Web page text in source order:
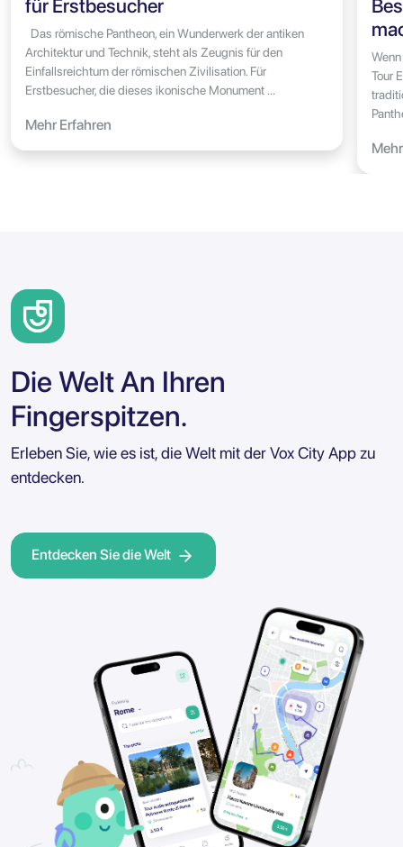
für Erstbesucher
Das römische Pantheon, ein Wunderwerk der antiken
Architektur und Technik, steht als Zeugnis für den
Einfallsreichtum der römischen Zivilisation. Für
Erstbesucher, die dieses ikonische Monument ...
Mehr Erfahren
Tour
Die Welt An Ihren
Fingerspitzen.
Erleben Sie, wie es ist, die Welt mit der Vox City App zu
entdecken.
Entdecken Sie die Welt